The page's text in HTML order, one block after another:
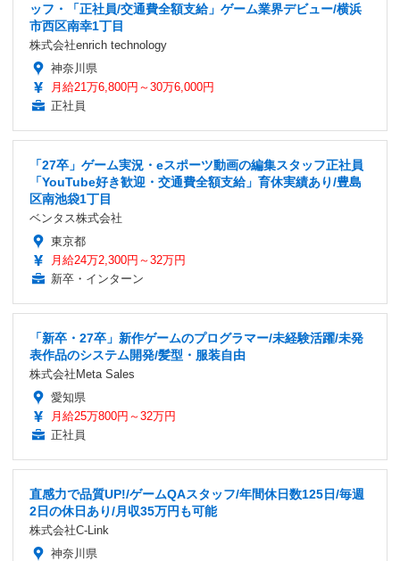
ッフ・「正社員/交通費全額支給」ゲーム業界デビュー/横浜
市西区南幸1丁目
株式会社enrich technology
神奈川県
月給21万6,800円～30万6,000円
正社員
「27卒」ゲーム実況・eスポーツ動画の編集スタッフ正社員
「YouTube好き歓迎・交通費全額支給」育休実績あり/豊島
区南池袋1丁目
ベンタス株式会社
東京都
月給24万2,300円～32万円
新卒・インターン
「新卒・27卒」新作ゲームのプログラマー/未経験活躍/未発
表作品のシステム開発/髪型・服装自由
株式会社Meta Sales
愛知県
月給25万800円～32万円
正社員
直感力で品質UP!/ゲームQAスタッフ/年間休日数125日/毎週
2日の休日あり/月収35万円も可能
株式会社C-Link
神奈川県